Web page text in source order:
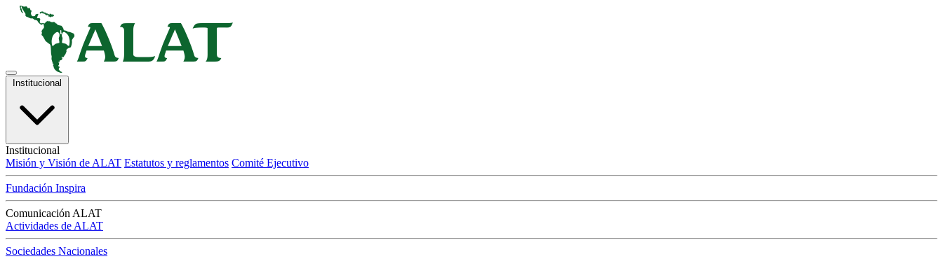
Institucional
Institucional
Misión y Visión de ALAT Estatutos y reglamentos Comité Ejecutivo
Fundación Inspira
Comunicación ALAT
Actividades de ALAT
Sociedades Nacionales